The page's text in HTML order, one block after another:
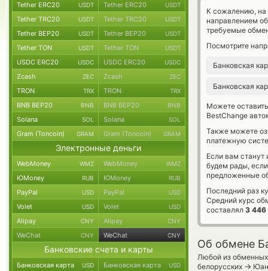
К сожалению, на
направлением
требуемые
Посмотрите
Банковская
Банковская
Можете
BestChange
Также можете
платежную
Если вам
будем рады,
предложенные
Последний раз
Средний курс
составлял 3 446
Об обмене
Любой из обменных
белорусских →
Tether ERC20 USDT Tether ERC20 USDT
Tether TRC20 USDT Tether TRC20 USDT
Tether BEP20 USDT Tether BEP20 USDT
Tether TON USDT Tether TON USDT
USDC ERC20 USDC USDC ERC20 USDC
Zcash ZEC Zcash ZEC
TRON TRX TRON TRX
BNB BEP20 BNB BNB BEP20 BNB
Solana SOL Solana SOL
Gram (Toncoin) GRAM Gram (Toncoin) GRAM
Электронные деньги
WebMoney WMZ WebMoney WMZ
ЮMoney RUB ЮMoney RUB
PayPal USD PayPal USD
Volet USD Volet USD
Alipay CNY Alipay CNY
WeChat CNY WeChat CNY
Банковские счета и карты
Банковская карта USD Банковская карта USD